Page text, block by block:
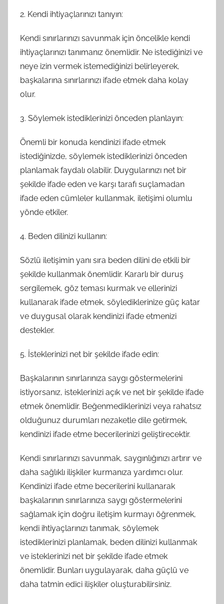
2. Kendi ihtiyaçlarınızı tanıyın:
Kendi sınırlarınızı savunmak için öncelikle kendi
ihtiyaçlarınızı tanımanız önemlidir. Ne istediğinizi ve
neye izin vermek istemediğinizi belirleyerek,
başkalarına sınırlarınızı ifade etmek daha kolay
olur.
3. Söylemek istediklerinizi önceden planlayın:
Önemli bir konuda kendinizi ifade etmek
istediğinizde, söylemek istediklerinizi önceden
planlamak faydalı olabilir. Duygularınızı net bir
şekilde ifade eden ve karşı tarafı suçlamadan
ifade eden cümleler kullanmak, iletişimi olumlu
yönde etkiler.
4. Beden dilinizi kullanın:
Sözlü iletişimin yanı sıra beden dilini de etkili bir
şekilde kullanmak önemlidir. Kararlı bir duruş
sergilemek, göz teması kurmak ve ellerinizi
kullanarak ifade etmek, söylediklerinize güç katar
ve duygusal olarak kendinizi ifade etmenizi
destekler.
5. İsteklerinizi net bir şekilde ifade edin:
Başkalarının sınırlarınıza saygı göstermelerini
istiyorsanız, isteklerinizi açık ve net bir şekilde ifade
etmek önemlidir. Beğenmediklerinizi veya rahatsız
olduğunuz durumları nezaketle dile getirmek,
kendinizi ifade etme becerilerinizi geliştirecektir.
Kendi sınırlarınızı savunmak, saygınlığınızı artırır ve
daha sağlıklı ilişkiler kurmanıza yardımcı olur.
Kendinizi ifade etme becerilerini kullanarak
başkalarının sınırlarınıza saygı göstermelerini
sağlamak için doğru iletişim kurmayı öğrenmek,
kendi ihtiyaçlarınızı tanımak, söylemek
istediklerinizi planlamak, beden dilinizi kullanmak
ve isteklerinizi net bir şekilde ifade etmek
önemlidir. Bunları uygulayarak, daha güçlü ve
daha tatmin edici ilişkiler oluşturabilirsiniz.